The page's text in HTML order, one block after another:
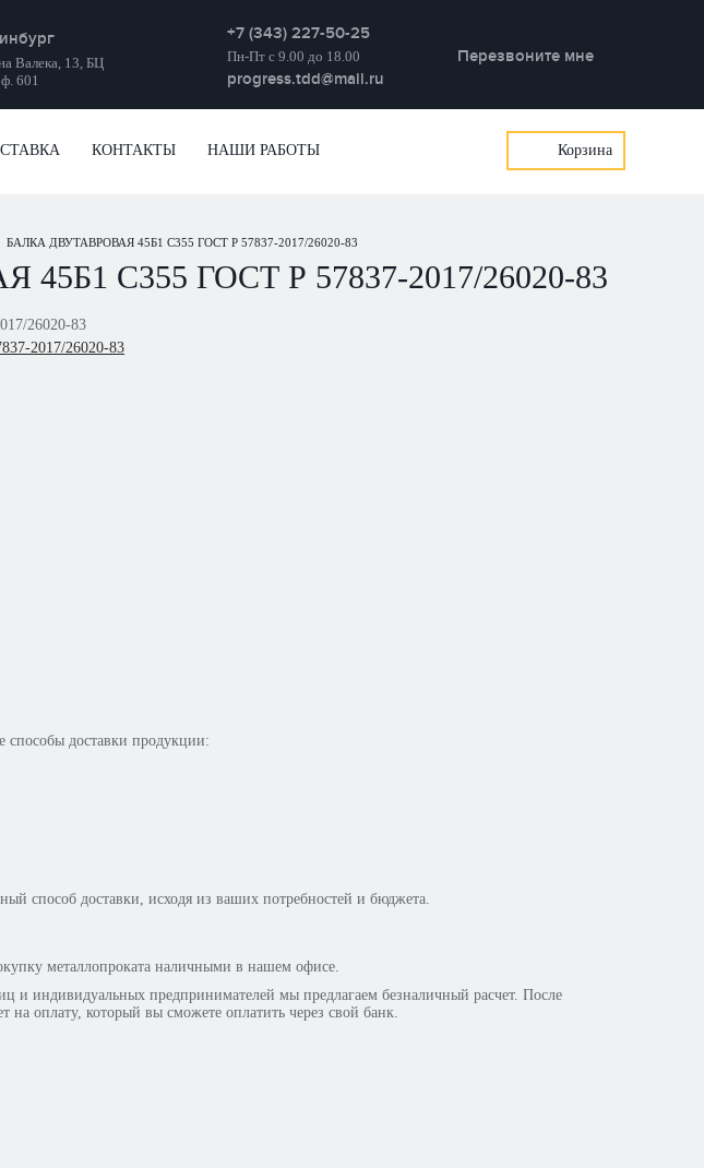
Валека, 13, БЦ
601
+7 (343) 227-50-25
Пн-Пт с 9.00 до 18.00
progress.tdd@mail.ru
Перезвоните мне
КОНТАКТЫ НАШИ РАБОТЫ Корзина
БАЛКА ДВУТАВРОВАЯ 45Б1 С355 ГОСТ Р 57837-2017/26020-83
С355 ГОСТ Р 57837-2017/26020-83
способы доставки продукции:
способ доставки, исходя из ваших потребностей и бюджета.
металлопроката наличными в нашем офисе.
и индивидуальных предпринимателей мы предлагаем безналичный расчет. После
на оплату, который вы сможете оплатить через свой банк.